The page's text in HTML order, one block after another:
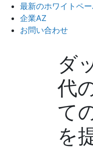
最新のホワイトペ
企業AZ
お問い合わせ
ダ
代
て
を